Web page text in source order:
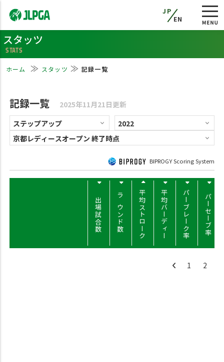
JP
EN
スタッツ
STATS
ホーム スタッツ 記録一覧
記録一覧 2025年11月21日更新
BIPROGY Scoring System
出場試合数 ラウンド数 平均ストローク 平均バーディー パーブレーク率 パーセーブ率
1 2